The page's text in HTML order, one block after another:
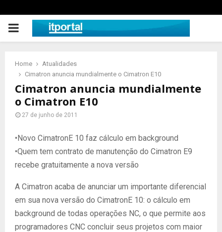
PRIMARY
Home
Atualidades
Cimatron anuncia mundialmente o Cimatron E10
Cimatron anuncia mundialmente
o Cimatron E10
27 de junho de 2011
•Novo CimatronE 10 faz cálculo em background
•Quem tem contrato de manutenção do Cimatron E9
recebe gratuitamente a nova versão
A Cimatron acaba de anunciar um importante diferencial
em sua nova versão do CimatronE 10: o cálculo em
background de todas operações NC, o que permite aos
programadores CNC concluir seus projetos com maior